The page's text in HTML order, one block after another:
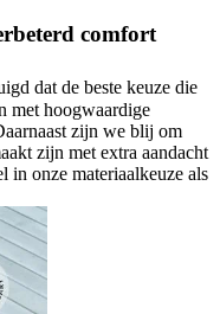
comfort
dat de beste keuze die
met hoogwaardige
zijn we blij om
zijn met extra aandacht
in onze materiaalkeuze als